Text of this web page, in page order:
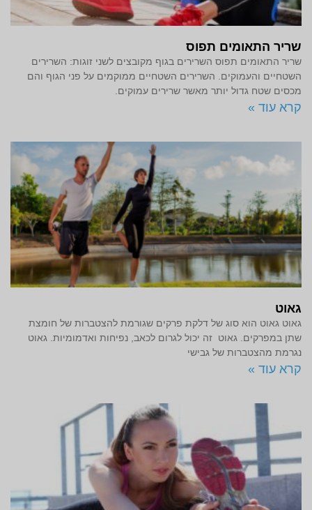
שריר התאומים תפוס
שריר התאומים תפוס השרירים בגוף מקובצים לשני זוגות: השרירים
השטחיים והעמוקים. השרירים השטחיים ממוקמים על פני הגוף והם
מכסים שטח גדול יותר מאשר שרירים עמוקים.
קרא עוד »
גאוט
גאוט גאוט הוא סוג של דלקת פרקים שגורמת להצטברות של חומצת
שתן במפרקים. גאוט זה יכול לגרום לכאב, נפיחות ואדמומיות. גאוט
נגרמת מהצטברות של גבישי
קרא עוד »